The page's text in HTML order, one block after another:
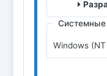
Системные
Windows